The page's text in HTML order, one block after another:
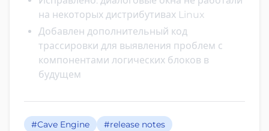
на некоторых дистрибутивах Linux
Добавлен дополнительный код
трассировки для выявления проблем с
компонентами логических блоков в
будущем
#Cave Engine
#release notes